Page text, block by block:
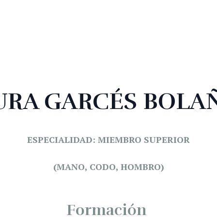
GARCÉS
ESPECIALIDAD: MIEMBRO SUPERIOR
(MANO, CODO, HOMBRO)
Formación